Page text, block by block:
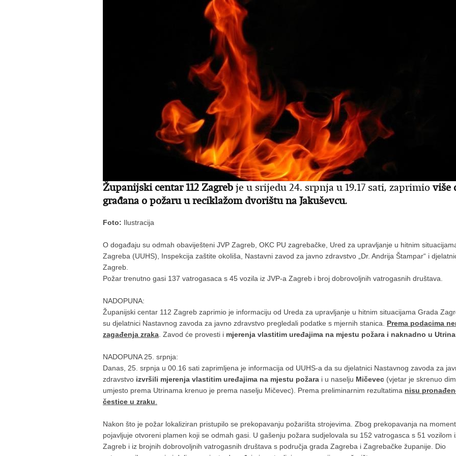
Županijski centar 112 Zagreb je u srijedu 24. srpnja u 19.17 sati, zaprimio više
građana o požaru u reciklažom dvorištu na Jakuševcu.
Foto: Ilustracija
O događaju su odmah obaviješteni JVP Zagreb, OKC PU zagrebačke, Ured za upravljanje u hitnim
Zagreba (UUHS), Inspekcija zaštite okoliša, Nastavni zavod za javno zdravstvo „Dr. Andrija Štampar“ i
Zagreb.
Požar trenutno gasi 137 vatrogasaca s 45 vozila iz JVP-a Zagreb i broj dobrovoljnih vatrogasnih društava.
NADOPUNA:
Županijski centar 112 Zagreb zaprimio je informaciju od Ureda za upravljanje u hitnim situacijama Grada
su djelatnici Nastavnog zavoda za javno zdravstvo pregledali podatke s mjernih stanica. Prema podacima
zagađenja zraka . Zavod će provesti i mjerenja vlastitim uređajima na mjestu požara i naknadno u
NADOPUNA 25. srpnja:
Danas, 25. srpnja u 00.16 sati zaprimljena je informacija od UUHS-a da su djelatnici Nastavnog zavoda za
zdravstvo izvršili mjerenja vlastitim uređajima na mjestu požara i u naselju Mičevec (vjetar je skrenuo
umjesto prema Utrinama krenuo je prema naselju Mičevec). Prema preliminarnim rezultatima nisu
čestice u zraku
Nakon što je požar lokaliziran pristupilo se prekopavanju požarišta strojevima. Zbog prekopavanja na
pojavljuje otvoreni plamen koji se odmah gasi. U gašenju požara sudjelovala su 152 vatrogasca s 51 vozilom
Zagreb i iz brojnih dobrovoljnih vatrogasnih društava s područja grada Zagreba i Zagrebačke županije. Dio